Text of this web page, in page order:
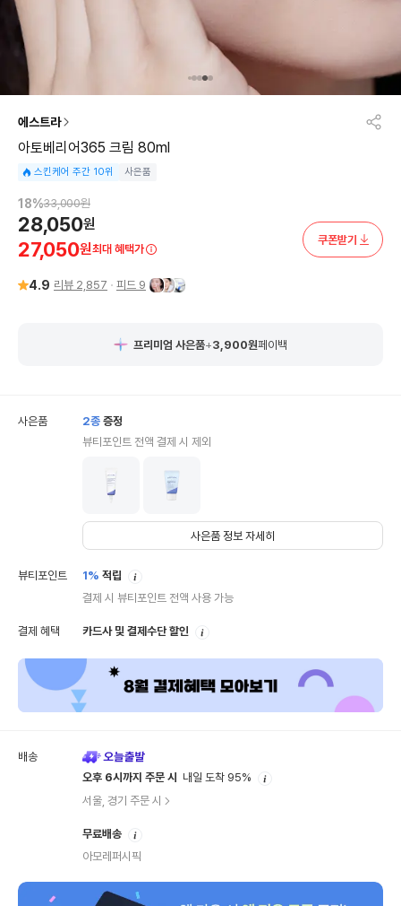
에스트라
아토베리어365 크림 80ml
스킨케어 주간 10위 사은품
18%33,000원
28,050원
27,050원최대 혜택가
쿠폰받기
4.9 리뷰 2,857 피드 9
프리미엄 사은품+3,900원페이백
사은품 2종 증정
뷰티포인트 전액 결제 시 제외
사은품 정보 자세히
뷰티포인트 1% 적립
결제 시 뷰티포인트 전액 사용 가능
결제 혜택 카드사 및 결제수단 할인
배송
오후 6시까지 주문 시
내일 도착 95%
서울, 경기 주문 시
무료배송
아모레퍼시픽